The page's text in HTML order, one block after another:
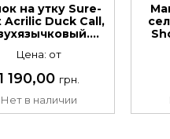
на утку Sure-
Acrilic Duck Call,
Цена: от
190,00 грн.
Нет в наличии